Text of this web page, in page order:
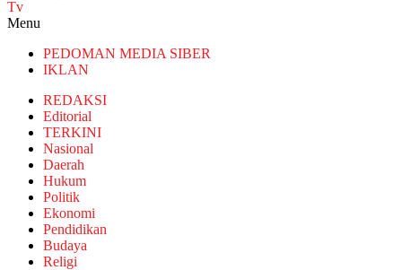
Tv
Menu
PEDOMAN MEDIA SIBER
IKLAN
REDAKSI
Editorial
TERKINI
Nasional
Daerah
Hukum
Politik
Ekonomi
Pendidikan
Budaya
Religi